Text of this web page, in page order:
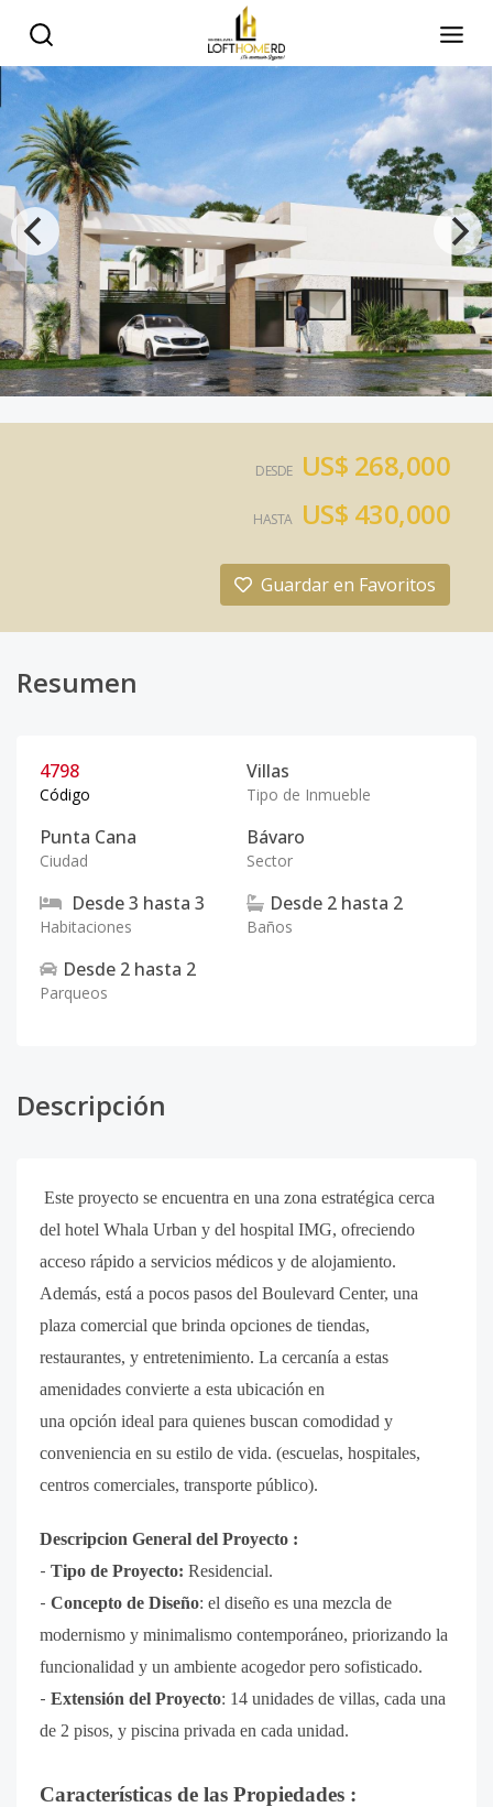
DESDE US$ 268,000
HASTA US$ 430,000
Guardar en Favoritos
Resumen
4798
Código
Villas
Tipo de Inmueble
Punta Cana
Ciudad
Bávaro
Sector
Desde3 hasta 3
Habitaciones
Desde 2 hasta 2
Baños
Desde 2 hasta 2
Parqueos
Descripción
Este proyecto se encuentra en una zona estratégica cerca
del hotel Whala Urban y del hospital IMG, ofreciendo
acceso rápido a servicios médicos y de alojamiento.
Además, está a pocos pasos del Boulevard Center, una
plaza comercial que brinda opciones de tiendas,
restaurantes, y entretenimiento. La cercanía a estas
amenidades convierte a esta ubicación en
una opción ideal para quienes buscan comodidad y
conveniencia en su estilo de vida. (escuelas, hospitales,
centros comerciales, transporte público).
Descripcion General del Proyecto :
- Tipo de Proyecto: Residencial.
- Concepto de Diseño: el diseño es una mezcla de
modernismo y minimalismo contemporáneo, priorizando la
funcionalidad y un ambiente acogedor pero sofisticado.
- Extensión del Proyecto: 14 unidades de villas, cada una
de 2 pisos, y piscina privada en cada unidad.
Características de las Propiedades :